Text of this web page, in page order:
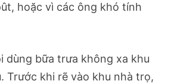
hoặc vì các ông khó tính
dùng bữa trưa không xa khu
Trước khi rẽ vào khu nhà trọ,